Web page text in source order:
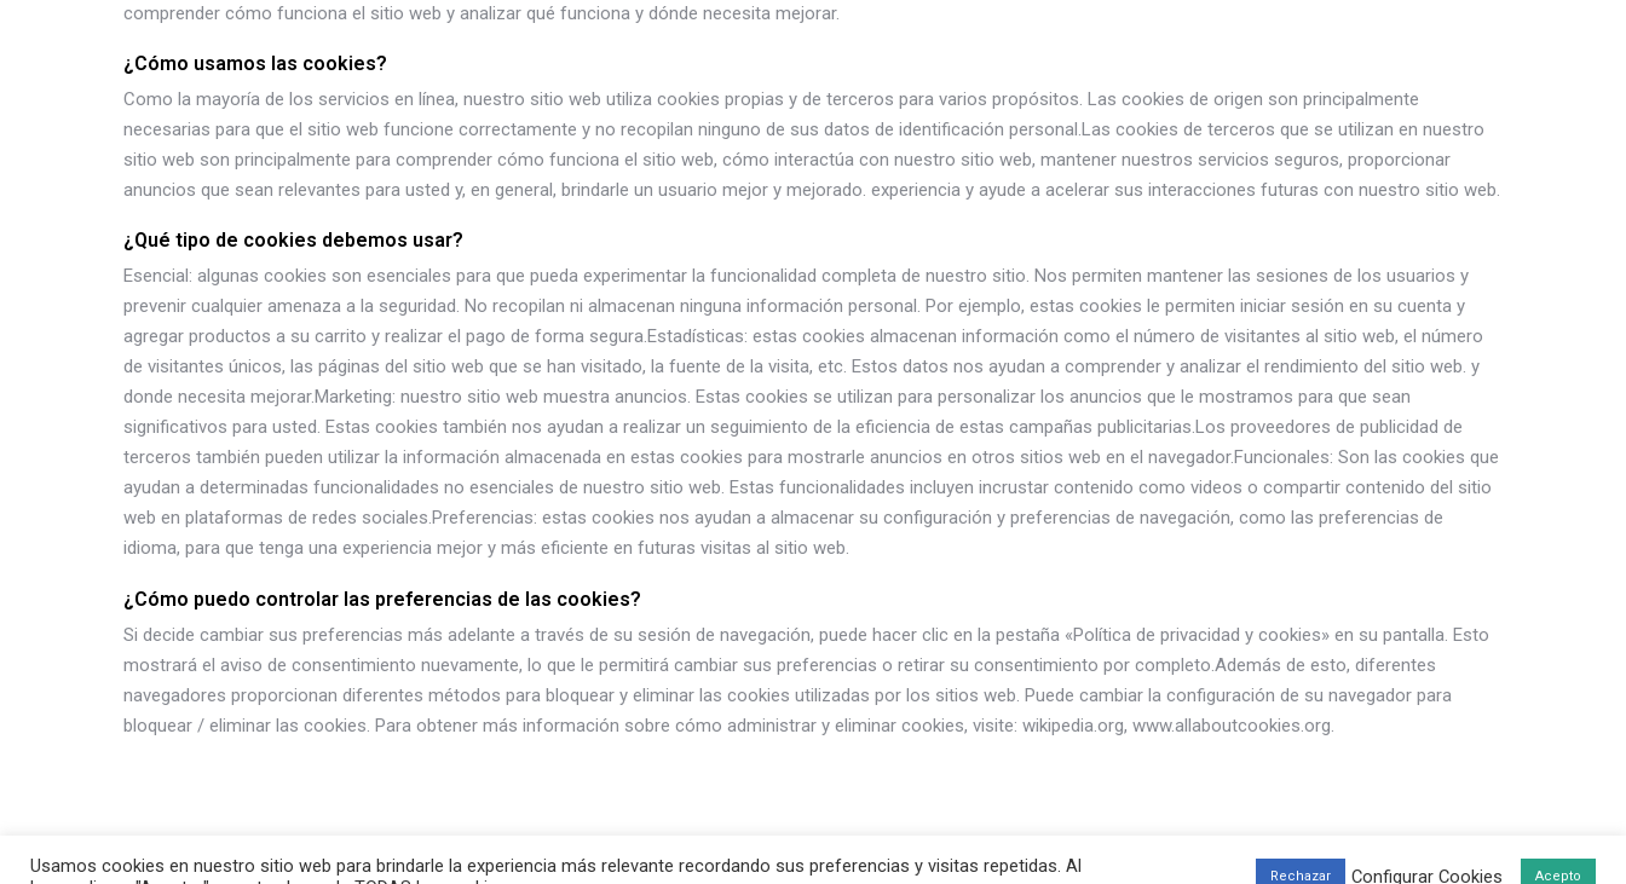
comprender cómo funciona el sitio web y analizar qué funciona y dónde necesita mejorar.
¿Cómo usamos las cookies?
Como la mayoría de los servicios en línea, nuestro sitio web utiliza cookies propias y de terceros para varios propósitos. Las cookies de origen son principalmente
necesarias para que el sitio web funcione correctamente y no recopilan ninguno de sus datos de identificación personal.Las cookies de terceros que se utilizan en nuestro
sitio web son principalmente para comprender cómo funciona el sitio web, cómo interactúa con nuestro sitio web, mantener nuestros servicios seguros, proporcionar
anuncios que sean relevantes para usted y, en general, brindarle un usuario mejor y mejorado. experiencia y ayude a acelerar sus interacciones futuras con nuestro sitio web.
¿Qué tipo de cookies debemos usar?
Esencial: algunas cookies son esenciales para que pueda experimentar la funcionalidad completa de nuestro sitio. Nos permiten mantener las sesiones de los usuarios y
prevenir cualquier amenaza a la seguridad. No recopilan ni almacenan ninguna información personal. Por ejemplo, estas cookies le permiten iniciar sesión en su cuenta y
agregar productos a su carrito y realizar el pago de forma segura.Estadísticas: estas cookies almacenan información como el número de visitantes al sitio web, el número
de visitantes únicos, las páginas del sitio web que se han visitado, la fuente de la visita, etc. Estos datos nos ayudan a comprender y analizar el rendimiento del sitio web. y
donde necesita mejorar.Marketing: nuestro sitio web muestra anuncios. Estas cookies se utilizan para personalizar los anuncios que le mostramos para que sean
significativos para usted. Estas cookies también nos ayudan a realizar un seguimiento de la eficiencia de estas campañas publicitarias.Los proveedores de publicidad de
terceros también pueden utilizar la información almacenada en estas cookies para mostrarle anuncios en otros sitios web en el navegador.Funcionales: Son las cookies que
ayudan a determinadas funcionalidades no esenciales de nuestro sitio web. Estas funcionalidades incluyen incrustar contenido como videos o compartir contenido del sitio
web en plataformas de redes sociales.Preferencias: estas cookies nos ayudan a almacenar su configuración y preferencias de navegación, como las preferencias de
idioma, para que tenga una experiencia mejor y más eficiente en futuras visitas al sitio web.
¿Cómo puedo controlar las preferencias de las cookies?
Si decide cambiar sus preferencias más adelante a través de su sesión de navegación, puede hacer clic en la pestaña «Política de privacidad y cookies» en su pantalla. Esto
mostrará el aviso de consentimiento nuevamente, lo que le permitirá cambiar sus preferencias o retirar su consentimiento por completo.Además de esto, diferentes
navegadores proporcionan diferentes métodos para bloquear y eliminar las cookies utilizadas por los sitios web. Puede cambiar la configuración de su navegador para
bloquear / eliminar las cookies. Para obtener más información sobre cómo administrar y eliminar cookies, visite: wikipedia.org, www.allaboutcookies.org.
© 2026 Montse Fúster Almarche psicólogo. Funciona gracias aSydney
Usamos cookies en nuestro sitio web para brindarle la experiencia más relevante recordando sus preferencias y visitas repetidas. Al
Rechazar Configurar Cookies Acepto